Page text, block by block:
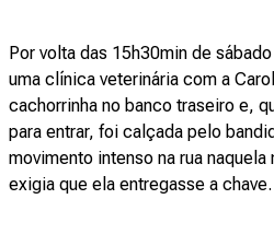
Por volta das 15h30min de
uma clínica veterinária com a
cachorrinha no banco traseiro e,
para entrar, foi calçada pelo
movimento intenso na rua
exigia que ela entregasse a chave.